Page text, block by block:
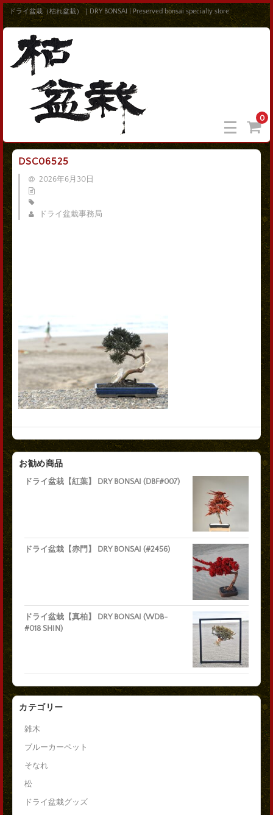
ドライ盆栽（枯れ盆栽）｜DRY BONSAI | Preserved bonsai specialty store
0
DSC06525
2026年6月30日
ドライ盆栽事務局
お勧め商品
ドライ盆栽【紅葉】 DRY BONSAI (DBF#007)
ドライ盆栽【赤門】 DRY BONSAI (#2456)
ドライ盆栽【真柏】 DRY BONSAI (WDB-
#018 SHIN)
カテゴリー
雑木
ブルーカーペット
そなれ
松
ドライ盆栽グッズ